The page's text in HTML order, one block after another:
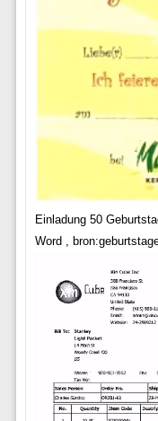
Einladung 50
Word ,